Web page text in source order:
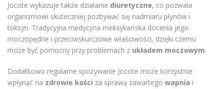
Jocote wykazuje także działanie diuretyczne, co pozwala
organizmowi skuteczniej pozbywać się nadmiaru płynów i
toksyn. Tradycyjna medycyna meksykańska docenia jego
moczopędne i przeciwskurczowe właściwości, dzięki czemu
może być pomocny przy problemach z układem moczowym.
Dodatkowo regularne spożywanie Jocote może korzystnie
wpłynąć na zdrowie kości za sprawą zawartego wapnia i